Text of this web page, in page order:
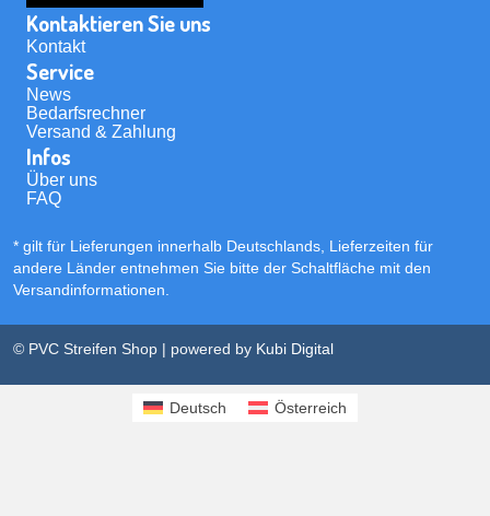
Kontaktieren Sie uns
Kontakt
Service
News
Bedarfsrechner
Versand & Zahlung
Infos
Über uns
FAQ
* gilt für Lieferungen innerhalb Deutschlands, Lieferzeiten für
andere Länder entnehmen Sie bitte der Schaltfläche mit den
Versandinformationen
© PVC Streifen Shop | powered by Kubi Digital
Deutsch Österreich